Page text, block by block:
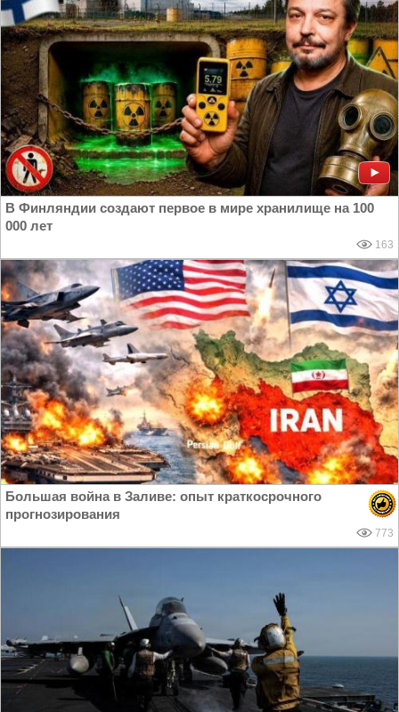
В Финляндии создают первое в мире хранилище на 100
000 лет
163
Большая война в Заливе: опыт краткосрочного
прогнозирования
773